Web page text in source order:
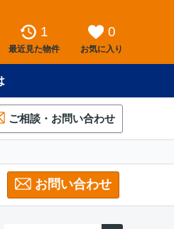
1
最近見た物件
0
お気に入り
ご相談・お問い合わせ
お問い合わせ